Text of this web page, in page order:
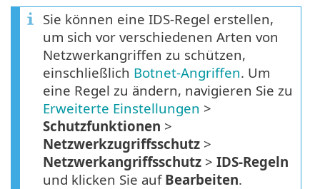
Sie können eine IDS-Regel erstellen,
um sich vor verschiedenen Arten von
Netzwerkangriffen zu schützen,
einschließlich Botnet-Angriffen. Um
eine Regel zu ändern, navigieren Sie zu
Erweiterte Einstellungen >
Schutzfunktionen >
Netzwerkzugriffsschutz >
Netzwerkangriffsschutz > IDS-Regeln
und klicken Sie auf Bearbeiten.